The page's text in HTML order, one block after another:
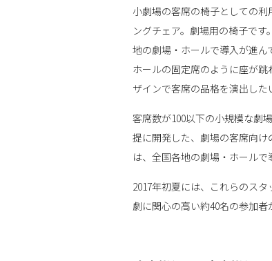
小劇場の客席の椅子としての
ングチェア。劇場用の椅子で
地の劇場・ホールで導入が進
ホールの固定席のように座が
ザインで客席の品格を演出し
客席数が100以下の小規模な劇
提に開発した、劇場の客席向
は、全国各地の劇場・ホールで
2017年初夏には、これらのス
劇に関心の高い約40名の参加